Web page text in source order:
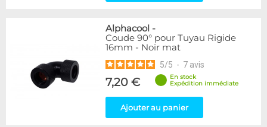
Alphacool -
Coude 90° pour Tuyau Rigide
16mm - Noir mat
5/5 - 7 avis
7,20 €
En stock
Expédition immédiate
Ajouter au panier